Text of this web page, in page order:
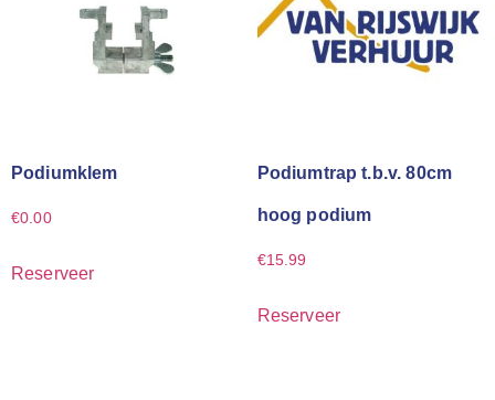
Podiumklem
€0.00
Reserveer
Podiumtrap t.b.v. 80cm
hoog podium
€15.99
Reserveer